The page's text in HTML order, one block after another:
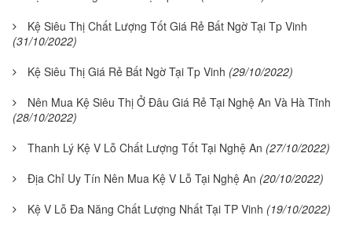
Kệ Siêu Thị Chất Lượng Tốt Giá Rẻ Bất Ngờ Tại Tp Vinh
(31/10/2022)
Kệ Siêu Thị Giá Rẻ Bất Ngờ Tại Tp Vinh (29/10/2022)
Nên Mua Kệ Siêu Thị Ở Đâu Giá Rẻ Tại Nghệ An Và Hà Tĩnh
(28/10/2022)
Thanh Lý Kệ V Lỗ Chất Lượng Tốt Tại Nghệ An (27/10/2022)
Địa Chỉ Uy Tín Nên Mua Kệ V Lỗ Tại Nghệ An (20/10/2022)
Kệ V Lỗ Đa Năng Chất Lượng Nhất Tại TP Vinh (19/10/2022)